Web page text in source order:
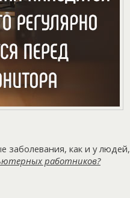
заболевания, как и у людей,
работников?